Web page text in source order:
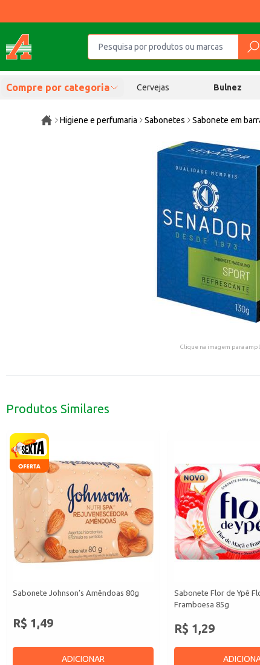
Compre por categoria Cervejas Bulnez
Higiene e perfumaria Sabonetes Sabonete em
Clique na imagem para
Produtos Similares
Sabonete Johnson’s Amêndoas 80g
R$ 1,49
ADICIONAR
Sabonete Flor de Ypê
Framboesa 85g
R$ 1,29